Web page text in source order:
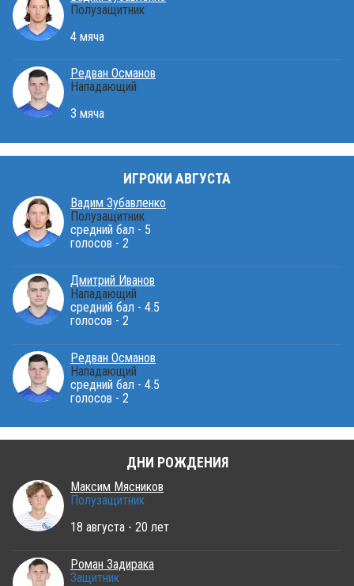
Полузащитник
4 мяча
Редван Османов
Нападающий
3 мяча
ИГРОКИ АВГУСТА
Вадим Зубавленко
Полузащитник
средний бал - 5
голосов - 2
Дмитрий Иванов
Нападающий
средний бал - 4.5
голосов - 2
Редван Османов
Нападающий
средний бал - 4.5
голосов - 2
ДНИ РОЖДЕНИЯ
Максим Мясников
Полузащитник
18 августа - 20 лет
Роман Задирака
Защитник